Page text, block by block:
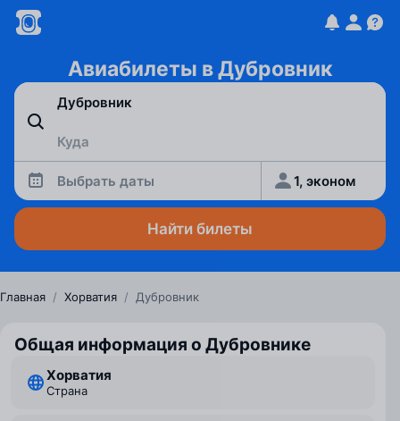
Авиабилеты в Дубровник
Выбрать даты 1, эконом
Найти билеты
Главная / Хорватия / Дубровник
Общая информация о Дубровнике
Хорватия
Страна